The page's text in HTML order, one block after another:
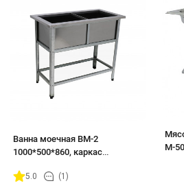
Ванна моечная ВМ-2
1000*500*860, каркас
5.0 (1)
М-